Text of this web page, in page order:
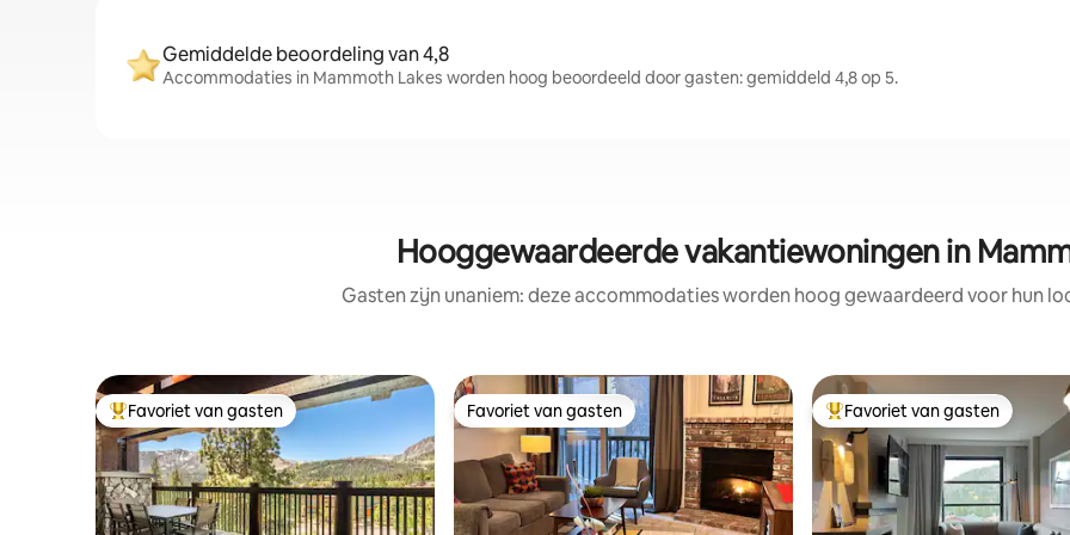
Gemiddelde beoordeling van 4,8
Accommodaties in Mammoth Lakes worden hoog beoordeeld door gasten: gemiddeld 4,8 op 5.
Hooggewaardeerde vakantiewoningen in
Gasten zijn unaniem: deze accommodaties worden hoog gewaardeerd voor hun
Topfavoriet van gasten
Favoriet van gasten Favoriet van gasten
Favoriet van gasten Topfavoriet van gasten
Favoriet van gasten